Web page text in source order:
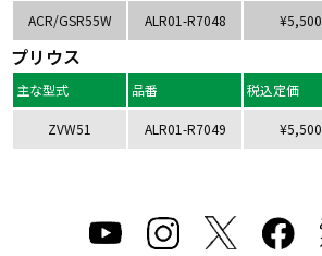
ACR/GSR55W ALR01-R7048 ¥5,500
プリウス
主な型式 品番 税込定価
ZVW51 ALR01-R7049 ¥5,500